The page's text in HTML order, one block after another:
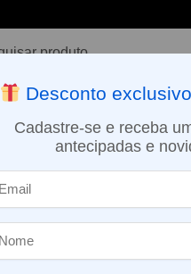
VAPORIZADOR DE ERVAS
DIA EM SÃO PAULO (SEG
Desconto
Cadastre-se e receba
antecipadas e